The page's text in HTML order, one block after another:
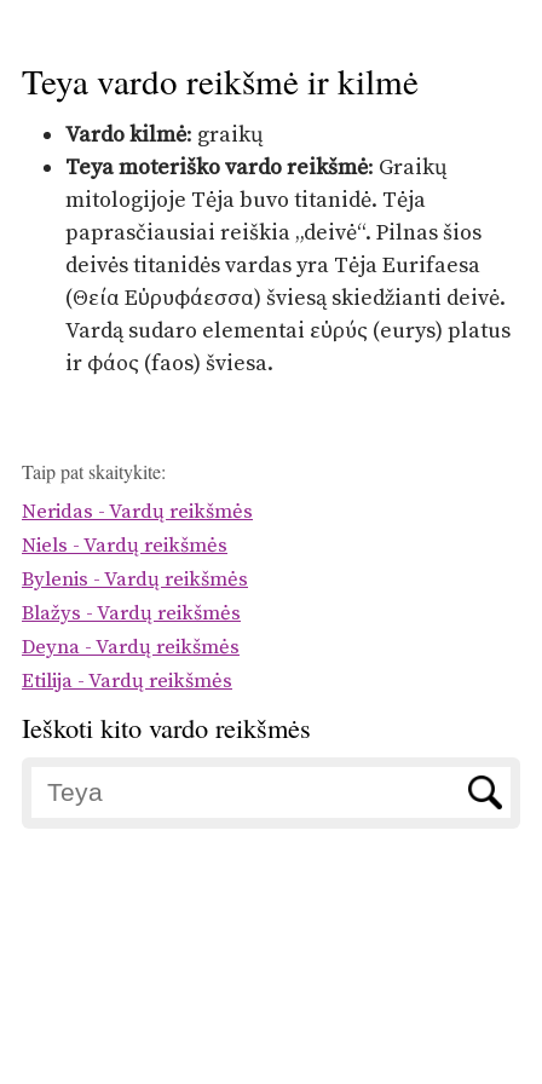
Teya vardo reikšmė ir kilmė
Vardo kilmė: graikų
Teya moteriško vardo reikšmė: Graikų
mitologijoje Tėja buvo titanidė. Tėja
paprasčiausiai reiškia „deivė“. Pilnas šios
deivės titanidės vardas yra Tėja Eurifaesa
(Θεία Εὐρυφάεσσα) šviesą skiedžianti deivė.
Vardą sudaro elementai εὐρύς (eurys) platus
ir φάος (faos) šviesa.
Taip pat skaitykite:
Neridas - Vardų reikšmės
Niels - Vardų reikšmės
Bylenis - Vardų reikšmės
Blažys - Vardų reikšmės
Deyna - Vardų reikšmės
Etilija - Vardų reikšmės
Ieškoti kito vardo reikšmės